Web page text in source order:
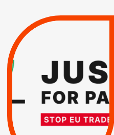
VIOLATIONS DES
SUSPENSION
TOTALE DE
L’ACCORD
D’ASSOCIATION UE-
ISRAËL